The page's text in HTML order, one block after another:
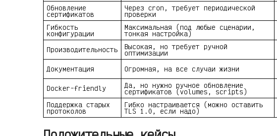
Обновление
сертификатов
Через cron, требует периодической
проверки
Гибкость
конфигурации
Максимальная (под любые сценарии,
тонкая настройка)
Производительность
Высокая, но требует ручной
оптимизации
Документация
Огромная, на все случаи жизни
Docker-friendly
Да, но нужно ручное обновление
сертификатов (volumes, scripts)
Поддержка старых
протоколов
Гибко настраивается (можно оставить
TLS 1.0, если надо)